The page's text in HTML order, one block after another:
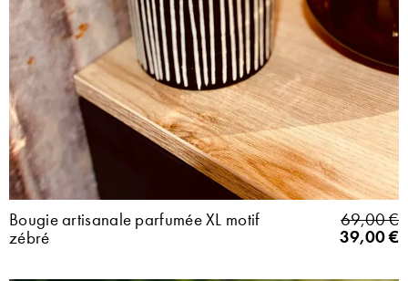
Bougie artisanale parfumée XL motif
zébré
69,00€
39,00€